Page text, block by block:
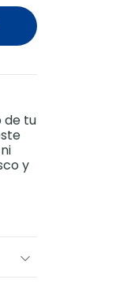
de tu
y